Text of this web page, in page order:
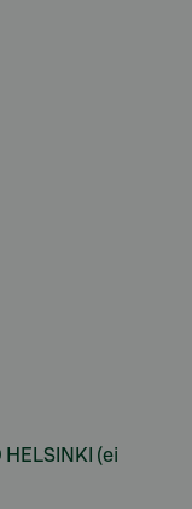
(ei